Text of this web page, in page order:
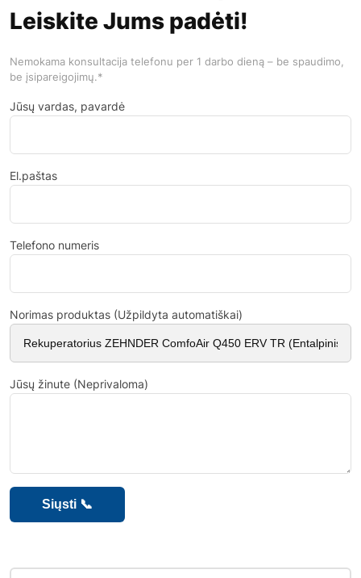
Leiskite Jums padėti!
Nemokama konsultacija telefonu per 1 darbo dieną – be spaudimo,
be įsipareigojimų.*
Jūsų vardas, pavardė
El.paštas
Telefono numeris
Norimas produktas (Užpildyta automatiškai)
Jūsų žinute (Neprivaloma)